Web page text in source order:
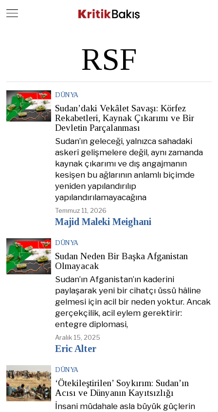
RSF
DÜNYA
Sudan’daki Vekâlet Savaşı: Körfez
Rekabetleri, Kaynak Çıkarımı ve Bir
Devletin Parçalanması
Sudan’ın geleceği, yalnızca sahadaki
askerî gelişmelere değil, aynı zamanda
kaynak çıkarımı ve dış angajmanın
kesişen bu ağlarının anlamlı biçimde
yeniden yapılandırılıp
yapılandırılamayacağına
Temmuz 11, 2026
Majid Maleki Meighani
DÜNYA
Sudan Neden Bir Başka Afganistan
Olmayacak
Sudan’ın Afganistan’ın kaderini
paylaşarak yeni bir cihatçı üssü hâline
gelmesi için acil bir neden yoktur. Ancak
gerçekçilik, acil eylem gerektirir:
entegre diplomasi,
Aralık 15, 2025
Eric Alter
DÜNYA
‘Ötekileştirilen’ Soykırım: Sudan’ın
Acısı ve Dünyanın Kayıtsızlığı
İnsani müdahale asla büyük güçlerin